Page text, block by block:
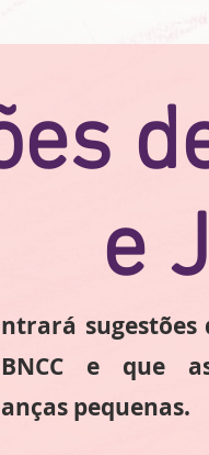
e
e que
pequenas.